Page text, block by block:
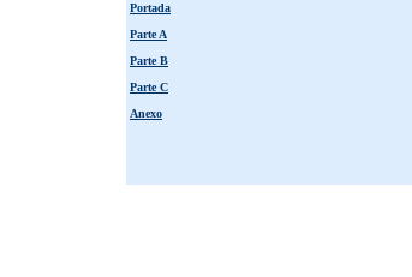
Portada
Parte A
Parte B
Parte C
Anexo